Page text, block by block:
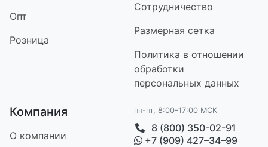
Опт
Розница
Сотрудничество
Размерная сетка
Политика в отношении
обработки
персональных данных
Компания
О компании
пн-пт, 8:00-17:00 МСК
8 (800) 350-02-91
+7 (909) 427–34–99